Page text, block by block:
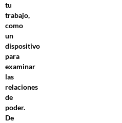
tu
trabajo,
como
un
dispositivo
para
examinar
las
relaciones
de
poder.
De